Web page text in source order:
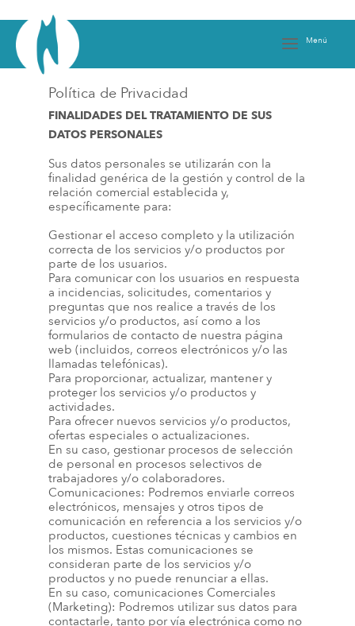
content
Menú
Política de Privacidad
FINALIDADES DEL TRATAMIENTO DE SUS
DATOS PERSONALES
Sus datos personales se utilizarán con la
finalidad genérica de la gestión y control de la
relación comercial establecida y,
específicamente para:
Gestionar el acceso completo y la utilización
correcta de los servicios y/o productos por
parte de los usuarios.
Para comunicar con los usuarios en respuesta
a incidencias, solicitudes, comentarios y
preguntas que nos realice a través de los
servicios y/o productos, así como a los
formularios de contacto de nuestra página
web (incluidos, correos electrónicos y/o las
llamadas telefónicas).
Para proporcionar, actualizar, mantener y
proteger los servicios y/o productos y
actividades.
Para ofrecer nuevos servicios y/o productos,
ofertas especiales o actualizaciones.
En su caso, gestionar procesos de selección
de personal en procesos selectivos de
trabajadores y/o colaboradores.
Comunicaciones: Podremos enviarle correos
electrónicos, mensajes y otros tipos de
comunicación en referencia a los servicios y/o
productos, cuestiones técnicas y cambios en
los mismos. Estas comunicaciones se
consideran parte de los servicios y/o
productos y no puede renunciar a ellas.
En su caso, comunicaciones Comerciales
(Marketing): Podremos utilizar sus datos para
contactarle, tanto por vía electrónica como no